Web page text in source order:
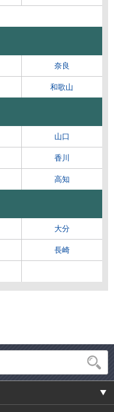
奈良
和歌山
山口
香川
高知
大分
長崎